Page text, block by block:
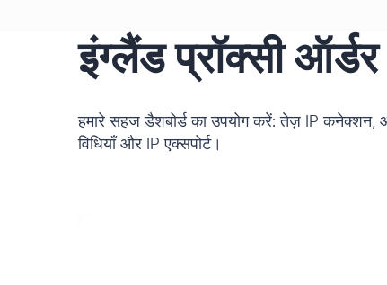
इंग्लैंड प्रॉक्सी
हमारे सहज डैशबोर्ड का उपयोग करें: तेज़ IP कनेक्शन,
विधियाँ और IP एक्सपोर्ट।